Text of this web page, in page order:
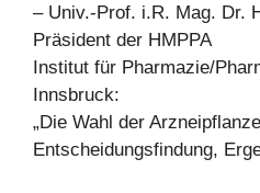
– Univ.-Prof. i.R. Mag. Dr.
Präsident der HMPPA
Institut für Pharmazie/
Innsbruck:
„Die Wahl der
Entscheidungsfindung,